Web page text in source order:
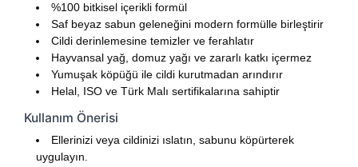
%100 bitkisel içerikli formül
Saf beyaz sabun geleneğini modern formülle birleştirir
Cildi derinlemesine temizler ve ferahlatır
Hayvansal yağ, domuz yağı ve zararlı katkı içermez
Yumuşak köpüğü ile cildi kurutmadan arındırır
Helal, ISO ve Türk Malı sertifikalarına sahiptir
Kullanım Önerisi
Ellerinizi veya cildinizi ıslatın, sabunu köpürterek
uygulayın.